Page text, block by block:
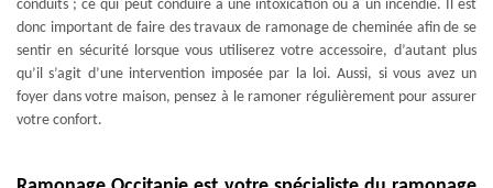
conduits ; ce qui peut conduire à une intoxication ou à un incendie. Il est
donc important de faire des travaux de ramonage de cheminée afin de se
sentir en sécurité lorsque vous utiliserez votre accessoire, d’autant plus
qu’il s’agit d’une intervention imposée par la loi. Aussi, si vous avez un
foyer dans votre maison, pensez à le ramoner régulièrement pour assurer
votre confort.